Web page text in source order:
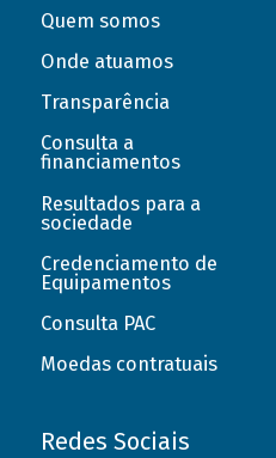
Quem somos
Onde atuamos
Transparência
Consulta a
financiamentos
Resultados para a
sociedade
Credenciamento de
Equipamentos
Consulta PAC
Moedas contratuais
Redes Sociais